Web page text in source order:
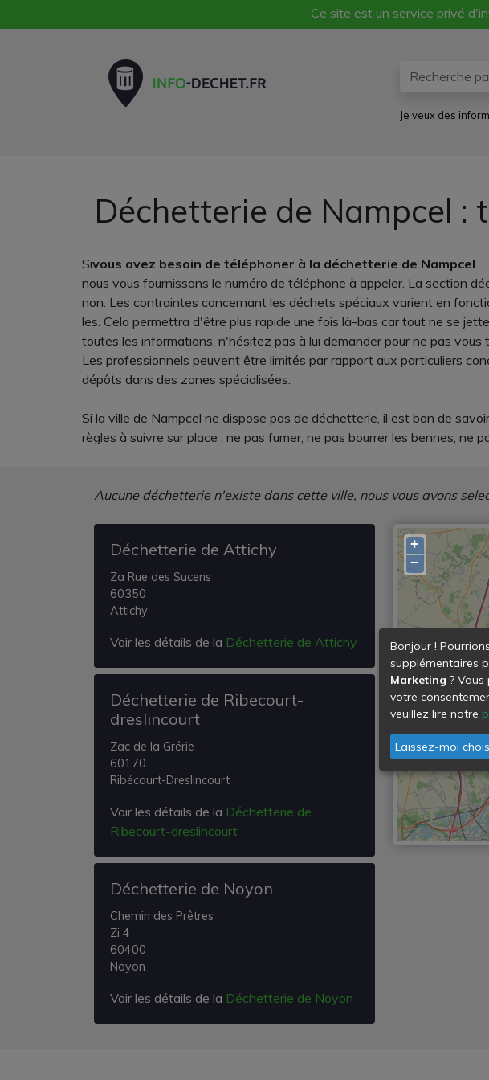
Ce site est un service privé
Je veux des
Déchetterie de Nampcel :
Sivous avez besoin de téléphoner à la déchetterie de Nampcel
nous vous fournissons le numéro de téléphone à appeler. La section
non. Les contraintes concernant les déchets spéciaux varient en
les. Cela permettra d'être plus rapide une fois là-bas car tout ne se
toutes les informations, n'hésitez pas à lui demander pour ne pas vous
Les professionnels peuvent être limités par rapport aux particuliers
dépôts dans des zones spécialisées.
Si la ville de Nampcel ne dispose pas de déchetterie, il est bon de
règles à suivre sur place : ne pas fumer, ne pas bourrer les bennes, ne
Aucune déchetterie n'existe dans cette ville, nous vous avons
Déchetterie de Attichy
Za Rue des Sucens
60350
Attichy
Voir les détails de la Déchetterie de Attichy
Déchetterie de Ribecourt-
dreslincourt
Zac de la Grérie
60170
Ribécourt-Dreslincourt
Voir les détails de la Déchetterie de
Ribecourt-dreslincourt
Déchetterie de Noyon
Chemin des Prêtres
Zi 4
60400
Noyon
Voir les détails de la Déchetterie de Noyon
+
−
Bonjour !
supplémentaires
Marketing ?
votre
veuillez lire notre
Laissez-moi